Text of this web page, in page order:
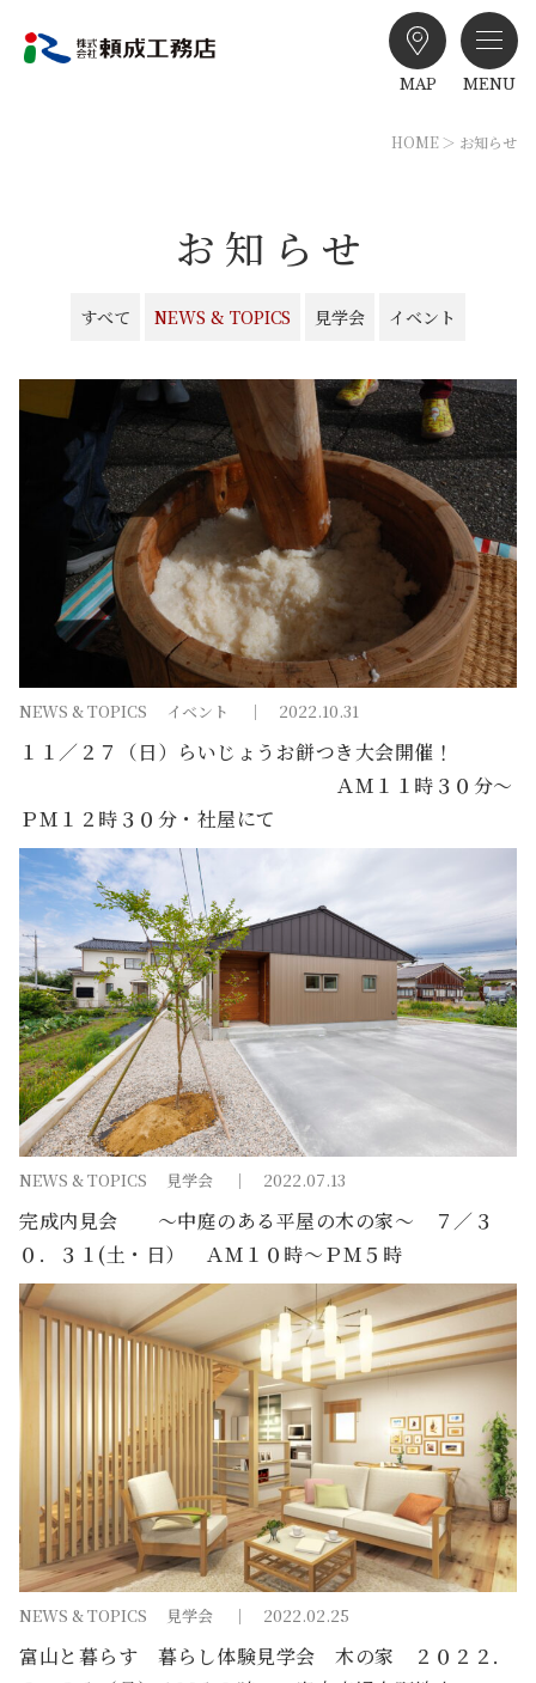
MAP MENU
HOME お知らせ
お知らせ
すべて NEWS & TOPICS 見学会 イベント
NEWS & TOPICS イベント 2022.10.31
１１／２７（日）らいじょうお餅つき大会開催！
ＡＭ１１時３０分～
ＰＭ１２時３０分・社屋にて
NEWS & TOPICS 見学会 2022.07.13
完成内見会 ～中庭のある平屋の木の家～ ７／３
０．３１(土・日） ＡＭ１０時～ＰＭ５時
NEWS & TOPICS 見学会 2022.02.25
富山と暮らす 暮らし体験見学会 木の家 ２０２２．